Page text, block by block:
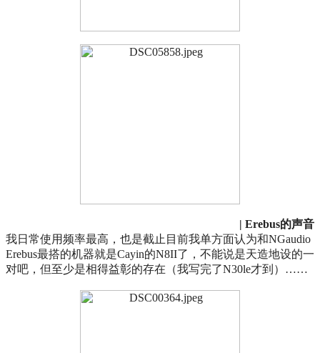
| Erebus的声音
我日常使用频率最高，也是截止目前我单方面认为和NGaudio
Erebus最搭的机器就是Cayin的N8II了，不能说是天造地设的一
对吧，但至少是相得益彰的存在（我写完了N30le才到）……